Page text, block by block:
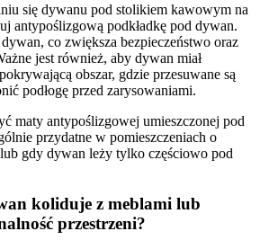
się dywanu pod stolikiem kawowym na
antypoślizgową podkładkę pod dywan.
co zwiększa bezpieczeństwo oraz
jest również, aby dywan miał
obszar, gdzie przesuwane są
podłogę przed zarysowaniami.
maty antypoślizgowej umieszczonej pod
przydatne w pomieszczeniach o
gdy dywan leży tylko częściowo pod
koliduje z meblami lub
przestrzeni?